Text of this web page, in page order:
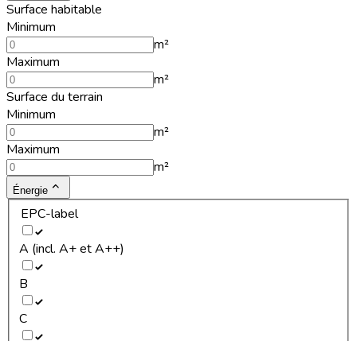
Surface habitable
Minimum
m²
Maximum
m²
Surface du terrain
Minimum
m²
Maximum
m²
Énergie
EPC-label
A (incl. A+ et A++)
B
C